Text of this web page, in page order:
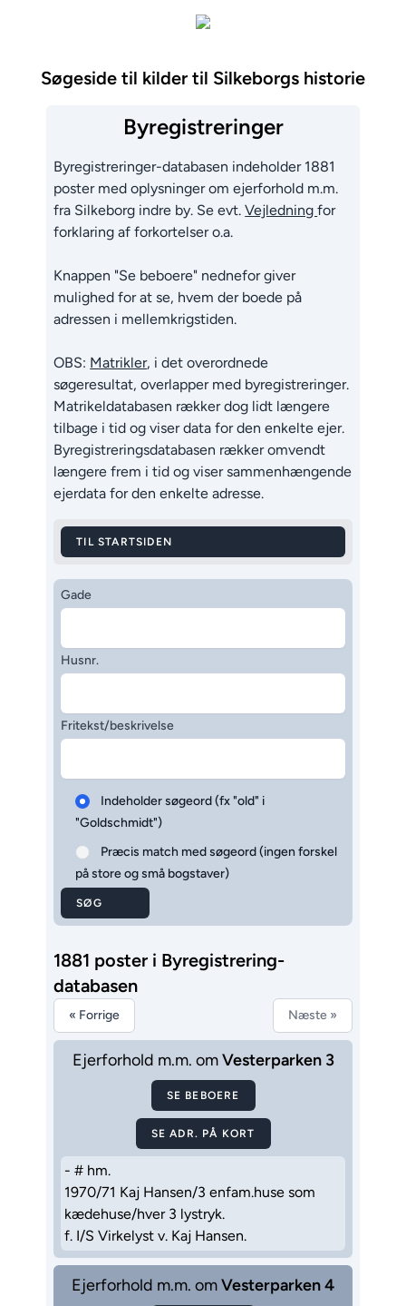
Søgeside til kilder til Silkeborgs historie
Byregistreringer
Byregistreringer-databasen indeholder 1881
poster med oplysninger om ejerforhold m.m.
fra Silkeborg indre by. Se evt.Vejledningfor
forklaring af forkortelser o.a.
Knappen "Se beboere" nednefor giver
mulighed for at se, hvem der boede på
adressen i mellemkrigstiden.
OBS: Matrikler, i det overordnede
søgeresultat, overlapper med byregistreringer.
Matrikeldatabasen rækker dog lidt længere
tilbage i tid og viser data for den enkelte ejer.
Byregistreringsdatabasen rækker omvendt
længere frem i tid og viser sammenhængende
ejerdata for den enkelte adresse.
TIL STARTSIDEN
Gade
Husnr.
Fritekst/beskrivelse
Indeholder søgeord (fx "old" i
"Goldschmidt")
Præcis match med søgeord (ingen forskel
på store og små bogstaver)
SØG
1881 poster i Byregistrering-
databasen
« Forrige Næste »
Ejerforhold m.m. omVesterparken 3
SE BEBOERE
SE ADR. PÅ KORT
- # hm.
1970/71 Kaj Hansen/3 enfam.huse som
kædehuse/hver 3 lystryk.
f. I/S Virkelyst v. Kaj Hansen.
Ejerforhold m.m. omVesterparken 4